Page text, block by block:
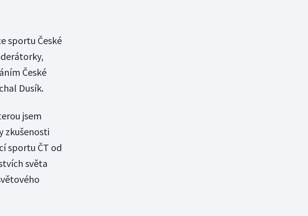
sportu České
České
Dusík.
jsem
zkušenosti
sportu ČT od
světa